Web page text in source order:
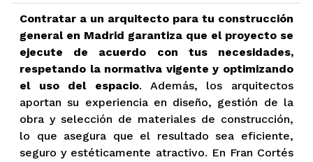
Contratar a un arquitecto para tu construcción
general en Madrid garantiza que el proyecto se
ejecute de acuerdo con tus necesidades,
respetando la normativa vigente y optimizando
el uso del espacio. Además, los arquitectos
aportan su experiencia en diseño, gestión de la
obra y selección de materiales de construcción,
lo que asegura que el resultado sea eficiente,
seguro y estéticamente atractivo. En Fran Cortés